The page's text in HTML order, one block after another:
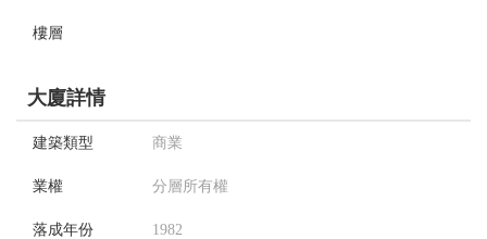
樓層
大廈詳情
建築類型 商業
業權 分層所有權
落成年份 1982